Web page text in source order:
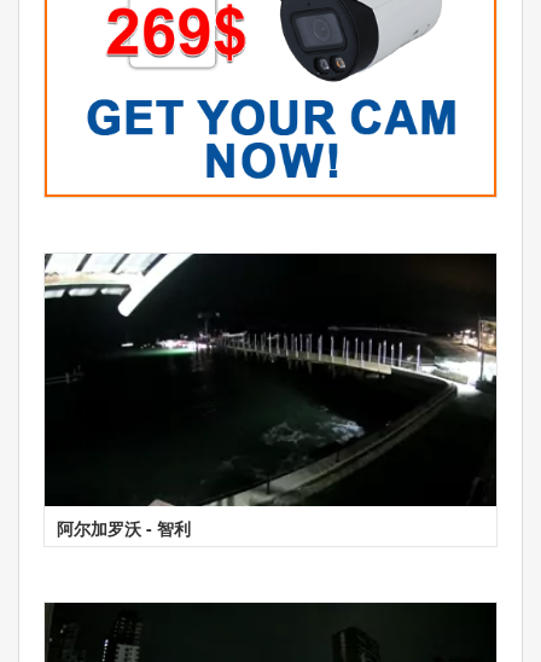
阿尔加罗沃 - 智利